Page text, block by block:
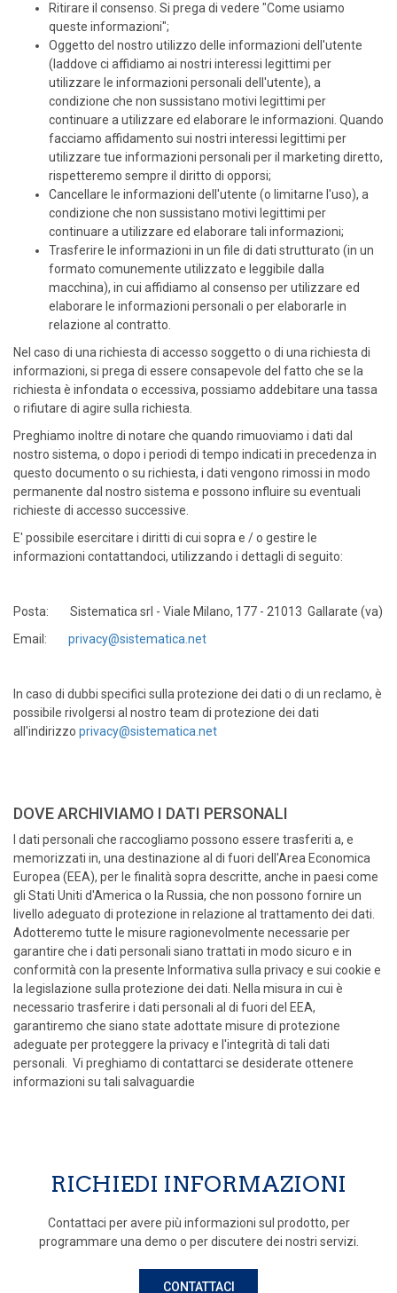
Ritirare il consenso. Si prega di vedere "Come usiamo
queste informazioni";
Oggetto del nostro utilizzo delle informazioni dell'utente
(laddove ci affidiamo ai nostri interessi legittimi per
utilizzare le informazioni personali dell'utente), a
condizione che non sussistano motivi legittimi per
continuare a utilizzare ed elaborare le informazioni. Quando
facciamo affidamento sui nostri interessi legittimi per
utilizzare tue informazioni personali per il marketing diretto,
rispetteremo sempre il diritto di opporsi;
Cancellare le informazioni dell'utente (o limitarne l'uso), a
condizione che non sussistano motivi legittimi per
continuare a utilizzare ed elaborare tali informazioni;
Trasferire le informazioni in un file di dati strutturato (in un
formato comunemente utilizzato e leggibile dalla
macchina), in cui affidiamo al consenso per utilizzare ed
elaborare le informazioni personali o per elaborarle in
relazione al contratto.
Nel caso di una richiesta di accesso soggetto o di una richiesta di
informazioni, si prega di essere consapevole del fatto che se la
richiesta è infondata o eccessiva, possiamo addebitare una tassa
o rifiutare di agire sulla richiesta.
Preghiamo inoltre di notare che quando rimuoviamo i dati dal
nostro sistema, o dopo i periodi di tempo indicati in precedenza in
questo documento o su richiesta, i dati vengono rimossi in modo
permanente dal nostro sistema e possono influire su eventuali
richieste di accesso successive.
E' possibile esercitare i diritti di cui sopra e / o gestire le
informazioni contattandoci, utilizzando i dettagli di seguito:
Posta: Sistematica srl - Viale Milano, 177 - 21013 Gallarate (va)
Email: privacy@sistematica.net
In caso di dubbi specifici sulla protezione dei dati o di un reclamo, è
possibile rivolgersi al nostro team di protezione dei dati
all'indirizzo privacy@sistematica.net
DOVE ARCHIVIAMO I DATI PERSONALI
I dati personali che raccogliamo possono essere trasferiti a, e
memorizzati in, una destinazione al di fuori dell'Area Economica
Europea (EEA), per le finalità sopra descritte, anche in paesi come
gli Stati Uniti d'America o la Russia, che non possono fornire un
livello adeguato di protezione in relazione al trattamento dei dati.
Adotteremo tutte le misure ragionevolmente necessarie per
garantire che i dati personali siano trattati in modo sicuro e in
conformità con la presente Informativa sulla privacy e sui cookie e
la legislazione sulla protezione dei dati. Nella misura in cui è
necessario trasferire i dati personali al di fuori del EEA,
garantiremo che siano state adottate misure di protezione
adeguate per proteggere la privacy e l'integrità di tali dati
personali. Vi preghiamo di contattarci se desiderate ottenere
informazioni su tali salvaguardie
RICHIEDI INFORMAZIONI
Contattaci per avere più informazioni sul prodotto, per
programmare una demo o per discutere dei nostri servizi.
CONTATTACI